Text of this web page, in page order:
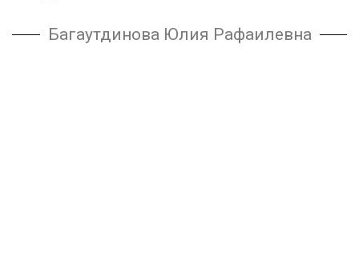
Багаутдинова Юлия Рафаилевна